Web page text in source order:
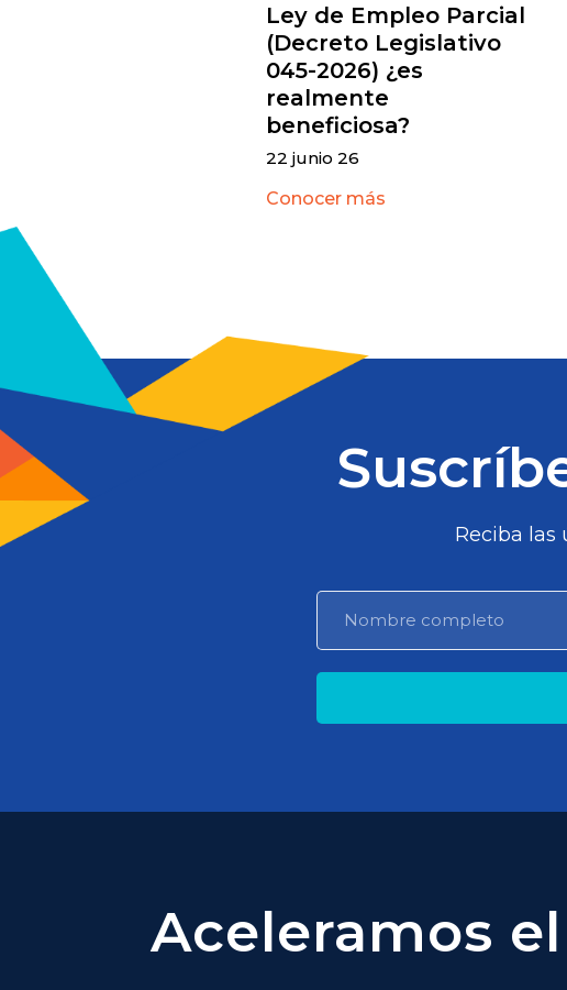
Ley de Empleo Parcial
(Decreto Legislativo
045-2026) ¿es
realmente
beneficiosa?
22 junio 26
Conocer más
Reciba las
Aceleramos